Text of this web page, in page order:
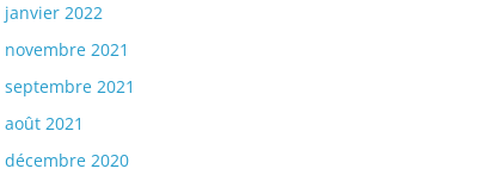
janvier 2022
novembre 2021
septembre 2021
août 2021
décembre 2020